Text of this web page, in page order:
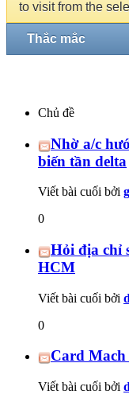
to visit from the
Thắc mắc
Chủ đề
Nhờ a/c
biến tần delta
Viết bài cuối bởi
0
Hỏi địa chỉ
HCM
Viết bài cuối bởi
0
Card
Viết bài cuối bởi